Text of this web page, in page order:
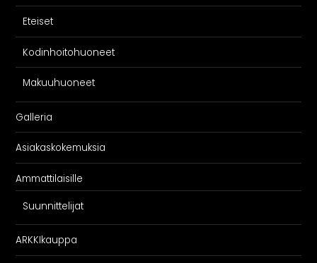
Eteiset
Kodinhoitohuoneet
Makuuhuoneet
Galleria
Asiakaskokemuksia
Ammattilaisille
Suunnittelijat
ARKKIkauppa